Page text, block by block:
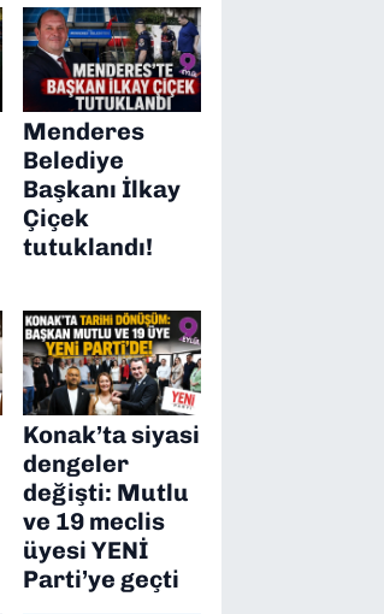
Menderes
Belediye
Başkanı İlkay
Çiçek
tutuklandı!
Konak’ta siyasi
dengeler
değişti: Mutlu
ve 19 meclis
üyesi YENİ
Parti’ye geçti